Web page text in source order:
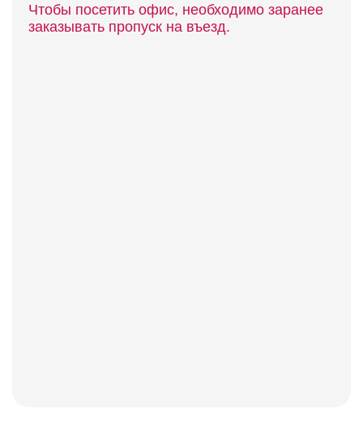
Чтобы посетить офис, необходимо заранее
заказывать пропуск на въезд.